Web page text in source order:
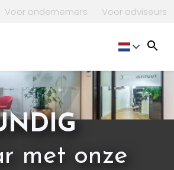
Voor ondernemers Voor adviseurs
NL
met onze